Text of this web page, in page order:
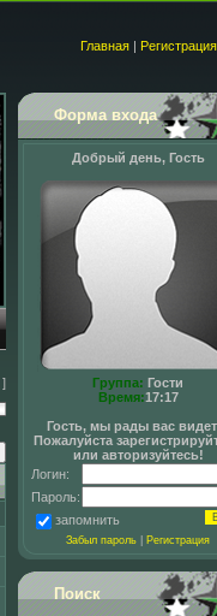
Главная | Регистрация
]
Форма входа
Добрый день, Гость
Группа: Гости
Время:17:17
Гость, мы рады вас
Пожалуйста
или авторизуйтесь!
Логин:
Пароль:
запомнить
Забыл пароль Регистрация
Поиск